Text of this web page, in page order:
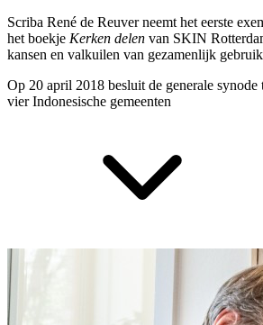
Scriba René de Reuver neemt het eerste
het boekje Kerken delen van SKIN
kansen en valkuilen van gezamenlijk
Op 20 april 2018 besluit de generale synode
vier Indonesische gemeenten